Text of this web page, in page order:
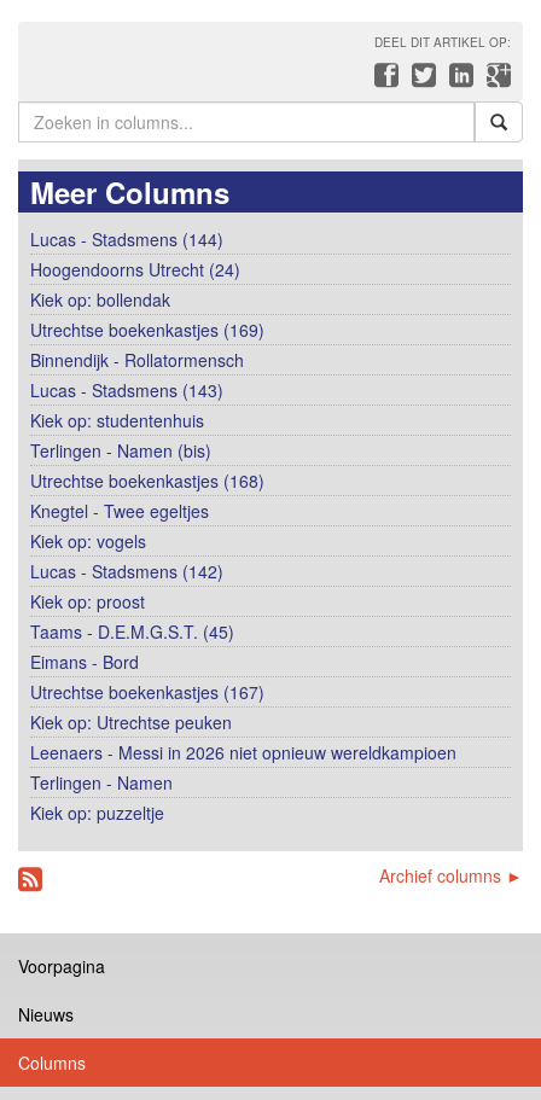
DEEL DIT ARTIKEL OP:
Meer Columns
Lucas - Stadsmens (144)
Hoogendoorns Utrecht (24)
Kiek op: bollendak
Utrechtse boekenkastjes (169)
Binnendijk - Rollatormensch
Lucas - Stadsmens (143)
Kiek op: studentenhuis
Terlingen - Namen (bis)
Utrechtse boekenkastjes (168)
Knegtel - Twee egeltjes
Kiek op: vogels
Lucas - Stadsmens (142)
Kiek op: proost
Taams - D.E.M.G.S.T. (45)
Eimans - Bord
Utrechtse boekenkastjes (167)
Kiek op: Utrechtse peuken
Leenaers - Messi in 2026 niet opnieuw wereldkampioen
Terlingen - Namen
Kiek op: puzzeltje
Archief columns ►
Voorpagina
Nieuws
Columns